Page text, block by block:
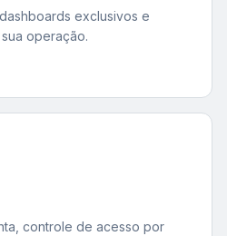
exclusivos e
operação.
controle de acesso por